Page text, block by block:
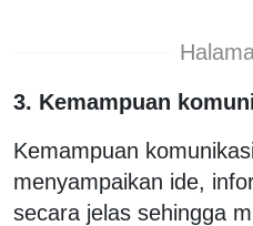
3. Kemampuan
Kemampuan
menyampaikan ide,
secara jelas sehingga